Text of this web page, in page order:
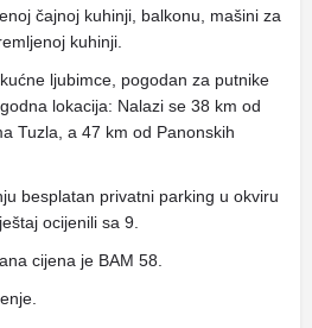
čajnoj kuhinji, balkonu, mašini za
kuhinji.
ljubimce, pogodan za putnike
lokacija: Nalazi se 38 km od
Tuzla, a 47 km od Panonskih
besplatan privatni parking u okviru
ocijenili sa 9.
cijena je BAM 58.